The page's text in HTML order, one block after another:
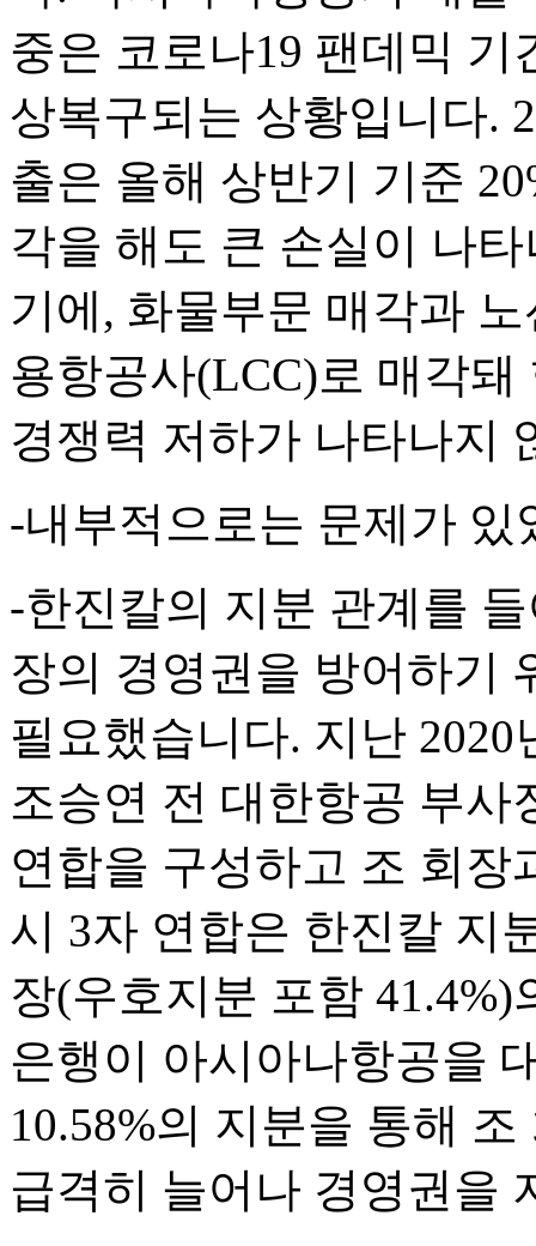
중은 코로나19 팬데믹
상복구되는 상황입니다.
출은 올해 상반기 기준
각을 해도 큰 손실이 나
기에, 화물부문 매각과
용항공사(LCC)로 매각
경쟁력 저하가 나타나지
-내부적으로는 문제가 있
-한진칼의 지분 관계를
장의 경영권을 방어하기
필요했습니다. 지난
조승연 전 대한항공 부사
연합을 구성하고 조 회장
시 3자 연합은 한진칼 지
장(우호지분 포함
은행이 아시아나항공을
10.58%의 지분을 통해
급격히 늘어나 경영권을